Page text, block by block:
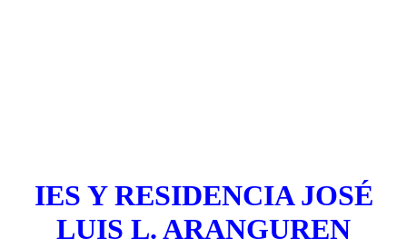
IES Y RESIDENCIA JOSÉ
LUIS L. ARANGUREN